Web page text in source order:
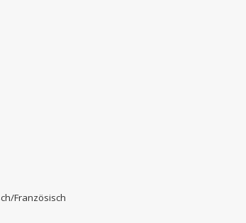
Französisch